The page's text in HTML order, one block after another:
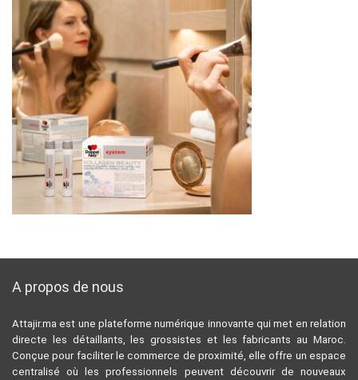
A propos de nous
Attajir.ma est une plateforme numérique innovante qui met en relation
directe les détaillants, les grossistes et les fabricants au Maroc.
Conçue pour faciliter le commerce de proximité, elle offre un espace
centralisé où les professionnels peuvent découvrir de nouveaux